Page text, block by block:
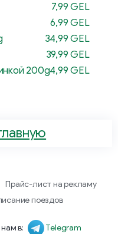
7,99 GEL
6,99 GEL
34,99 GEL
39,99 GEL
200g4,99 GEL
Прайс-лист на рекламу
поездов
в: Telegram